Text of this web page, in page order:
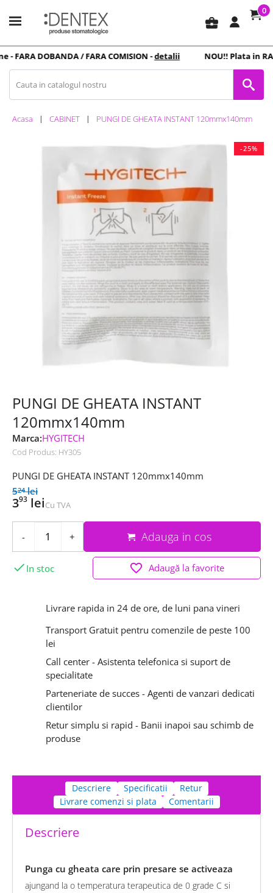
business_center
0
-FARA DOBANDA/ FARA COMISION -detalii NOU!! Plata in
Acasa CABINET PUNGI DE GHEATA INSTANT 120mmx140mm
-25%
PUNGI DE GHEATA INSTANT
120mmx140mm
Marca:HYGITECH
Cod Produs: HY305
PUNGI DE GHEATA INSTANT 120mmx140mm
524lei
393 leiCu TVA
- + Adauga in cos
 In stoc favorite_border Adaugă la favorite
Livrare rapida in 24 de ore, de luni pana vineri
Transport Gratuit pentru comenzile de peste 100
lei
Call center - Asistenta telefonica si suport de
specialitate
Parteneriate de succes - Agenti de vanzari dedicati
clientilor
Retur simplu si rapid - Banii inapoi sau schimb de
produse
Descriere Specificatii
Retur
Livrare comenzi si plata
Comentarii
Descriere
Punga cu gheata care prin presare se activeaza
ajungand la o temperatura terapeutica de 0 grade C si